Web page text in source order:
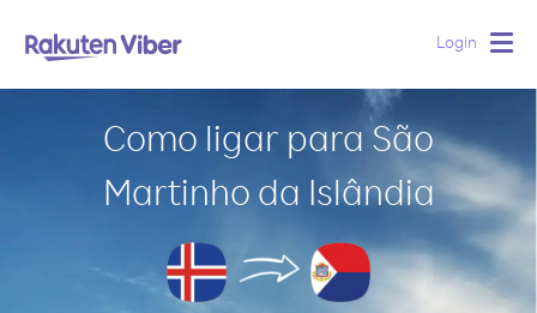
Login
Como ligar para São
Martinho da Islândia